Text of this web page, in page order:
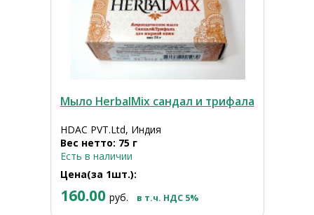
Мыло HerbalMix сандал и трифала
HDAC PVT.Ltd, Индия
Вес нетто: 75 г
Есть в наличии
Цена(за 1шт.):
160.00 руб. в т.ч. НДС 5%